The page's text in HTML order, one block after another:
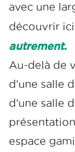
avec une
découvrir
autrement.
Au-delà de
d’une salle
d’une salle
espace